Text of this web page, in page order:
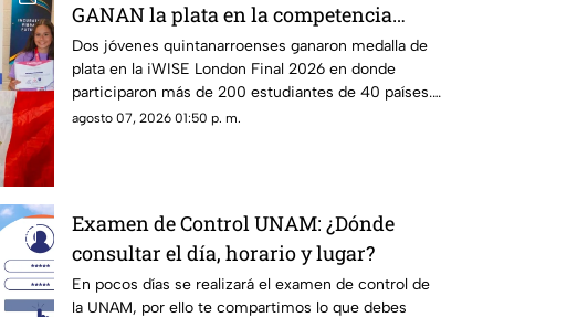
GANAN la plata en la competencia
iWISE London Final 2026
Dos jóvenes quintanarroenses ganaron medalla de
plata en la iWISE London Final 2026 en donde
participaron más de 200 estudiantes de 40 países.
Te contamos los detalles.
agosto 07, 2026 01:50 p. m.
Examen de Control UNAM: ¿Dónde
consultar el día, horario y lugar?
En pocos días se realizará el examen de control de
la UNAM, por ello te compartimos lo que debes